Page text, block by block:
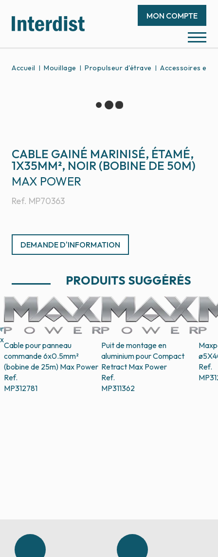
MON COMPTE
Accueil Mouillage Propulseur d'étrave Accessoires et
CABLE GAINÉ MARINISÉ, ÉTAMÉ,
1X35MM², NOIR (BOBINE DE 50M)
Ref. MP70363
MAX POWER
DEMANDE D'INFORMATION
PRODUITS SUGGÉRÉS
Cable pour panneau
commande 6x0.5mm²
(bobine de 25m) Max Power
Ref.
MP312781
Puit de montage en
aluminium pour Compact
Retract Max Power
Ref.
MP311362
Ref.